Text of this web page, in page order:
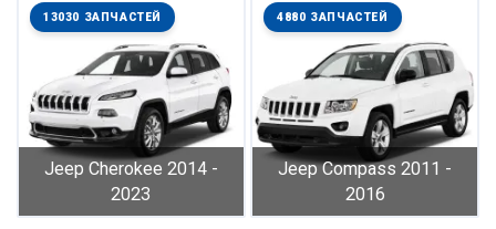
Jeep Cherokee 2014 -
2023
13030 ЗАПЧАСТЕЙ
Jeep Compass 2011 -
2016
4880 ЗАПЧАСТЕЙ